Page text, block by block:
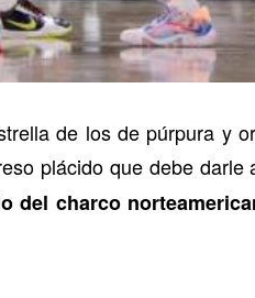
de los de púrpura y
plácido que debe
del charco